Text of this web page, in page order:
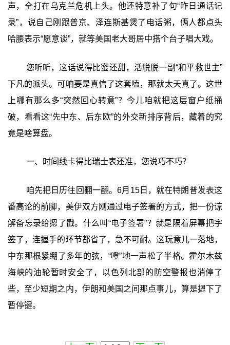
声，全打在乌克兰危机上头。他还特意补了句“昨日通话记
录”，说自己刚跟普京、泽连斯基煲了电话粥，俩人都点头
哈腰表示“愿意谈”，就等美国老大哥居中搭个台子唱大戏。
您听听，这话说得比蜜还甜，活脱脱一副“和平救世主”
下凡的派头。可咱要是真信了这套嗑，那就太天真了。这世
上哪有那么多“突然回心转意”？今儿咱就把这层窗户纸捅
破，看看这“先中东、后东欧”的外交新排序背后，藏着的究
竟是啥算盘。
一、时间线卡得比瑞士表还准，您说巧不巧？
咱先把日历往回翻一翻。6月15日，就在特朗普发表这
番高论的前脚，美伊双方刚通过电子签署的方式，把一份谅
解备忘录给摁了戳。什么叫“电子签署”？就是隔着屏幕把字
签了，连握手的环节都省了，急不可耐。这玩意儿一落地，
中东那根紧绷了多年的弦，“噔”地一声松了半格。霍尔木兹
海峡的油轮暂时安全了，以色列北部的防空警报也消停了
些，至少短期之内，伊朗和美国之间那点事儿，算是摁下了
暂停键。